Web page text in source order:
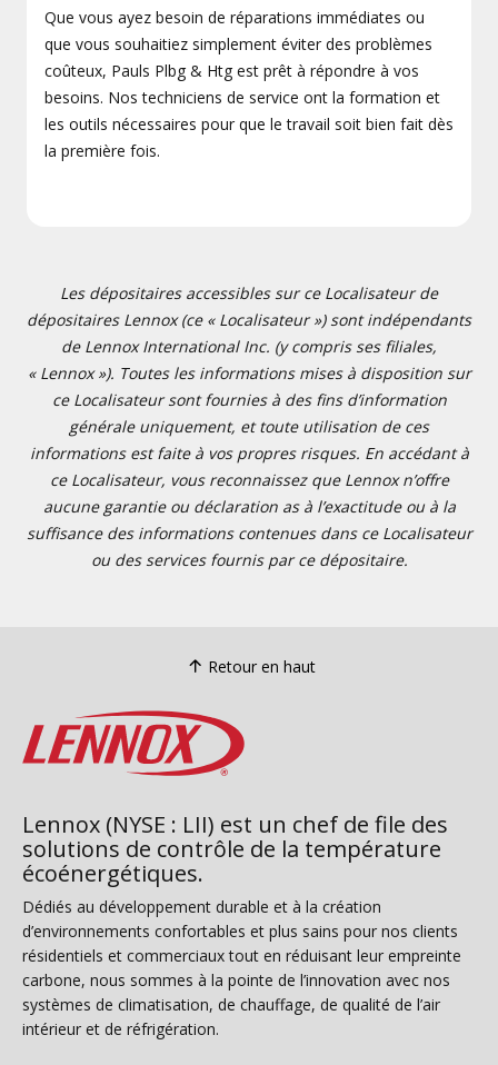
Que vous ayez besoin de réparations immédiates ou
que vous souhaitiez simplement éviter des problèmes
coûteux, Pauls Plbg & Htg est prêt à répondre à vos
besoins. Nos techniciens de service ont la formation et
les outils nécessaires pour que le travail soit bien fait dès
la première fois.
Les dépositaires accessibles sur ce Localisateur de
dépositaires Lennox (ce « Localisateur ») sont indépendants
de Lennox International Inc. (y compris ses filiales,
« Lennox »). Toutes les informations mises à disposition sur
ce Localisateur sont fournies à des fins d’information
générale uniquement, et toute utilisation de ces
informations est faite à vos propres risques. En accédant à
ce Localisateur, vous reconnaissez que Lennox n’offre
aucune garantie ou déclaration as à l’exactitude ou à la
suffisance des informations contenues dans ce Localisateur
ou des services fournis par ce dépositaire.
Retour en haut
Lennox (NYSE : LII) est un chef de file des
solutions de contrôle de la température
écoénergétiques.
Dédiés au développement durable et à la création
d’environnements confortables et plus sains pour nos clients
résidentiels et commerciaux tout en réduisant leur empreinte
carbone, nous sommes à la pointe de l’innovation avec nos
systèmes de climatisation, de chauffage, de qualité de l’air
intérieur et de réfrigération.